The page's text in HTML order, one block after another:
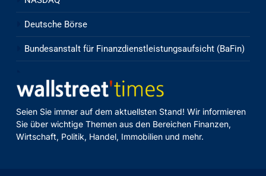
Deutsche Börse
Bundesanstalt für Finanzdienstleistungsaufsicht (BaFin)
Seien Sie immer auf dem aktuellsten Stand! Wir informieren
Sie über wichtige Themen aus den Bereichen Finanzen,
Wirtschaft, Politik, Handel, Immobilien und mehr.